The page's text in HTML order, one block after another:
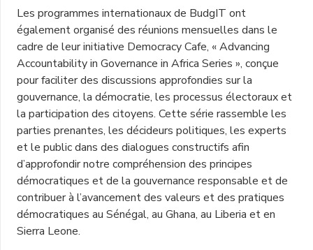
Les programmes internationaux de BudgIT ont
également organisé des réunions mensuelles dans le
cadre de leur initiative Democracy Cafe, « Advancing
Accountability in Governance in Africa Series », conçue
pour faciliter des discussions approfondies sur la
gouvernance, la démocratie, les processus électoraux et
la participation des citoyens. Cette série rassemble les
parties prenantes, les décideurs politiques, les experts
et le public dans des dialogues constructifs afin
d’approfondir notre compréhension des principes
démocratiques et de la gouvernance responsable et de
contribuer à l’avancement des valeurs et des pratiques
démocratiques au Sénégal, au Ghana, au Liberia et en
Sierra Leone.